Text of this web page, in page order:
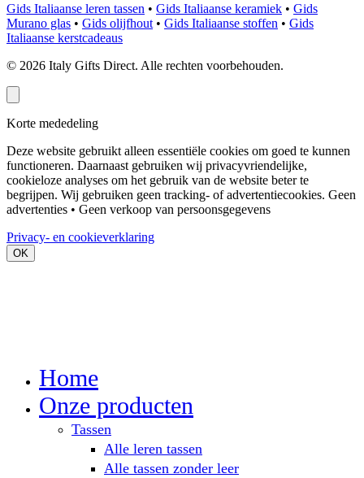
Gids Italiaanse leren tassen • Gids Italiaanse keramiek • Gids
Murano glas • Gids olijfhout • Gids Italiaanse stoffen • Gids
Italiaanse kerstcadeaus
© 2026 Italy Gifts Direct. Alle rechten voorbehouden.
Korte mededeling
Deze website gebruikt alleen essentiële cookies om goed te kunnen
functioneren. Daarnaast gebruiken wij privacyvriendelijke,
cookieloze analyses om het gebruik van de website beter te
begrijpen. Wij gebruiken geen tracking- of advertentiecookies. Geen
advertenties • Geen verkoop van persoonsgegevens
Privacy- en cookieverklaring
OK
Home
Onze producten
Tassen
Alle leren tassen
Alle tassen zonder leer